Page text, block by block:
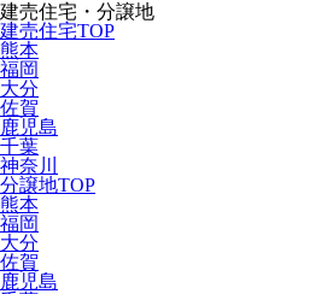
建売住宅・分譲地
建売住宅TOP
熊本
福岡
大分
佐賀
鹿児島
千葉
神奈川
分譲地TOP
熊本
福岡
大分
佐賀
鹿児島